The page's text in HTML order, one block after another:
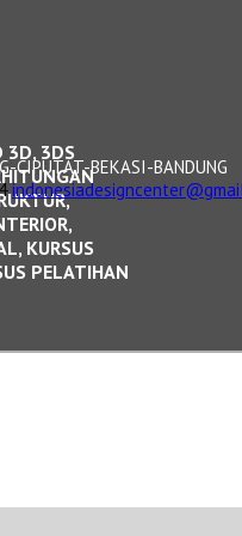
3D, 3DS
KURSUS
PELATIHAN
CIPUTAT-BEKASI-BANDUNG